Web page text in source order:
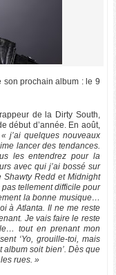
son prochain album : le 9
de la Dirty South,
début d’année. En août,
« j’ai quelques nouveaux
lancer des tendances.
les entendrez pour la
avec qui j’ai bossé sur
Shawty Redd et Midnight
tellement difficile pour
la bonne musique…
à Atlanta. Il ne me reste
Je vais faire le reste
tout en prenant mon
‘Yo, grouille-toi, mais
soit bien’. Dès que
rues. »